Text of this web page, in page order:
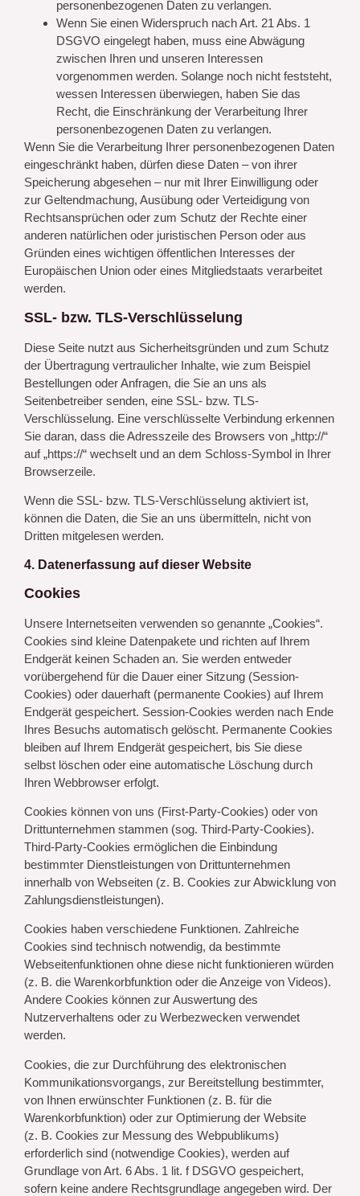
personenbezogenen Daten zu verlangen.
Wenn Sie einen Widerspruch nach Art. 21 Abs. 1
DSGVO eingelegt haben, muss eine Abwägung
zwischen Ihren und unseren Interessen
vorgenommen werden. Solange noch nicht feststeht,
wessen Interessen überwiegen, haben Sie das
Recht, die Einschränkung der Verarbeitung Ihrer
personenbezogenen Daten zu verlangen.
Wenn Sie die Verarbeitung Ihrer personenbezogenen Daten
eingeschränkt haben, dürfen diese Daten – von ihrer
Speicherung abgesehen – nur mit Ihrer Einwilligung oder
zur Geltendmachung, Ausübung oder Verteidigung von
Rechtsansprüchen oder zum Schutz der Rechte einer
anderen natürlichen oder juristischen Person oder aus
Gründen eines wichtigen öffentlichen Interesses der
Europäischen Union oder eines Mitgliedstaats verarbeitet
werden.
SSL- bzw. TLS-Verschlüsselung
Diese Seite nutzt aus Sicherheitsgründen und zum Schutz
der Übertragung vertraulicher Inhalte, wie zum Beispiel
Bestellungen oder Anfragen, die Sie an uns als
Seitenbetreiber senden, eine SSL- bzw. TLS-
Verschlüsselung. Eine verschlüsselte Verbindung erkennen
Sie daran, dass die Adresszeile des Browsers von „http://“
auf „https://“ wechselt und an dem Schloss-Symbol in Ihrer
Browserzeile.
Wenn die SSL- bzw. TLS-Verschlüsselung aktiviert ist,
können die Daten, die Sie an uns übermitteln, nicht von
Dritten mitgelesen werden.
4. Datenerfassung auf dieser Website
Cookies
Unsere Internetseiten verwenden so genannte „Cookies“.
Cookies sind kleine Datenpakete und richten auf Ihrem
Endgerät keinen Schaden an. Sie werden entweder
vorübergehend für die Dauer einer Sitzung (Session-
Cookies) oder dauerhaft (permanente Cookies) auf Ihrem
Endgerät gespeichert. Session-Cookies werden nach Ende
Ihres Besuchs automatisch gelöscht. Permanente Cookies
bleiben auf Ihrem Endgerät gespeichert, bis Sie diese
selbst löschen oder eine automatische Löschung durch
Ihren Webbrowser erfolgt.
Cookies können von uns (First-Party-Cookies) oder von
Drittunternehmen stammen (sog. Third-Party-Cookies).
Third-Party-Cookies ermöglichen die Einbindung
bestimmter Dienstleistungen von Drittunternehmen
innerhalb von Webseiten (z. B. Cookies zur Abwicklung von
Zahlungsdienstleistungen).
Cookies haben verschiedene Funktionen. Zahlreiche
Cookies sind technisch notwendig, da bestimmte
Webseitenfunktionen ohne diese nicht funktionieren würden
(z. B. die Warenkorbfunktion oder die Anzeige von Videos).
Andere Cookies können zur Auswertung des
Nutzerverhaltens oder zu Werbezwecken verwendet
werden.
Cookies, die zur Durchführung des elektronischen
Kommunikationsvorgangs, zur Bereitstellung bestimmter,
von Ihnen erwünschter Funktionen (z. B. für die
Warenkorbfunktion) oder zur Optimierung der Website
(z. B. Cookies zur Messung des Webpublikums)
erforderlich sind (notwendige Cookies), werden auf
Grundlage von Art. 6 Abs. 1 lit. f DSGVO gespeichert,
sofern keine andere Rechtsgrundlage angegeben wird. Der